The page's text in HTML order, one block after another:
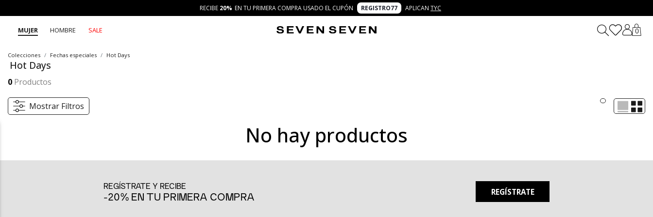
RECIBE 20% EN TU PRIMERA COMPRA USADO EL CUPÓN REGISTRO77 APLICAN TYC
MUJER HOMBRE SALE 0
Colecciones Fechas especiales Hot Days
Hot Days
0 Productos
Mostrar Filtros
No hay productos
Los Hot Days SEVEN SEVEN llegan para sorprenderte con descuentos imperdibles en las categorías que más disfrutas. Son temporadas especiales donde la moda se convierte en protagonista y cada
Durante estos días, SEVEN SEVEN pone a tu alcance diseños que se conectan con lo que eres y con lo que quieres transmitir en cada momento. Desde básicos funcionales hasta piezas con detalles
únicos, los Hot Days te invitan a explorar nuevas formas de expresarte sin límites y con la confianza de estar llevando moda que se adapta a tu vida.
REGÍSTRATE Y RECIBE
-20% EN TU PRIMERA COMPRA REGÍSTRATE